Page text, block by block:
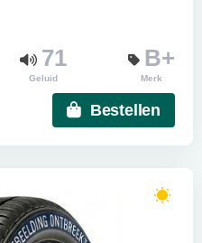
71
Geluid
B+
Merk
Bestellen